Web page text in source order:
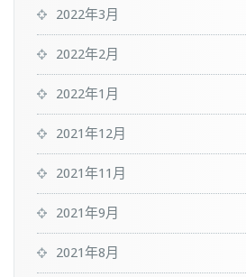
2022年3月
2022年2月
2022年1月
2021年12月
2021年11月
2021年9月
2021年8月